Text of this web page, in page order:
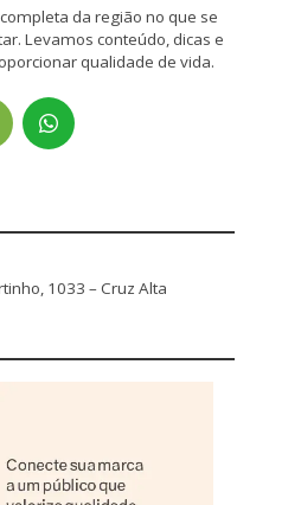
da região no que se
Levamos conteúdo, dicas e
qualidade de vida.
1033 – Cruz Alta